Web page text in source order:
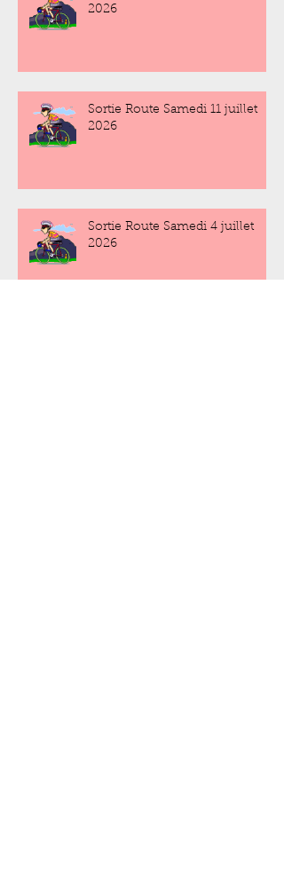
2026
Sortie Route Samedi 11 juillet
2026
Sortie Route Samedi 4 juillet
2026